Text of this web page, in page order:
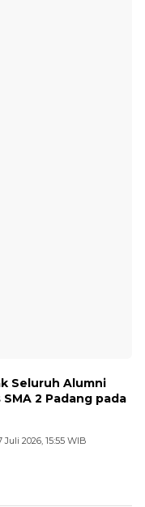
Seluruh Alumni
2 Padang pada
Juli 2026, 15:55 WIB